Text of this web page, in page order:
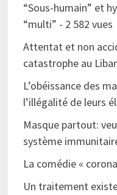
“Sous-humain” et
“multi” - 2 582 vues
Attentat et non
catastrophe au
L’obéissance des
l’illégalité de leurs
Masque partout:
système
La comédie «
Un traitement